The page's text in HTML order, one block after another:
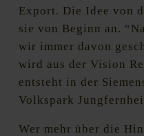
Export. Die Idee von
sie von Beginn an.
wir immer davon
wird aus der Vision
entsteht in der
Volkspark
Wer mehr über die